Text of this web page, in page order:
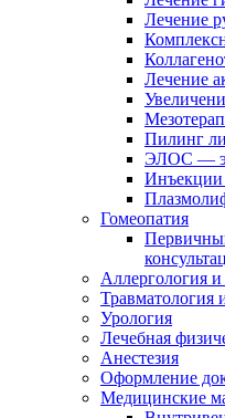
Лечение
Лечение
Пилинг
ЭЛОС —
Инъекции
Гомеопатия
Аллергология
Травматология
Урология
Лечебная
Анестезия
Оформление
Медицинские